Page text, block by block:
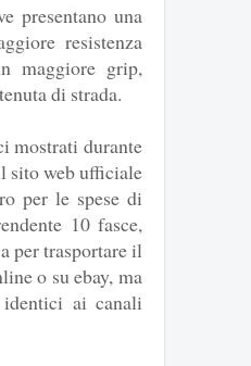
presentano una
resistenza
maggiore grip,
di strada.
mostrati durante
sito web ufficiale
per le spese di
10 fasce,
per trasportare il
o su ebay, ma
ai canali